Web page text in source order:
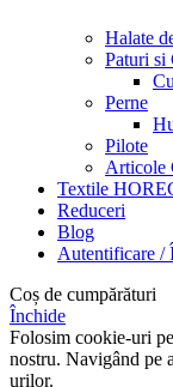
Halate
Paturi si
Perne
Pilote
Articole
Textile
Reduceri
Blog
Autentificare /
Coș de cumpărături
Închide
Folosim cookie-uri
nostru. Navigând pe
urilor.